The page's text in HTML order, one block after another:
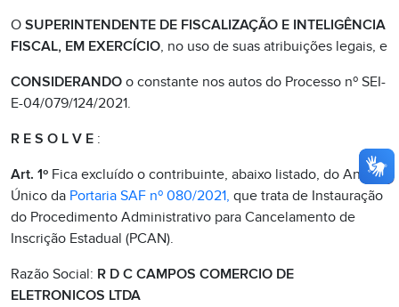
O SUPERINTENDENTE DE FISCALIZAÇÃO E INTELIGÊNCIA
FISCAL, EM EXERCÍCIO, no uso de suas atribuições legais, e
CONSIDERANDO o constante nos autos do Processo nº SEI-
E-04/079/124/2021.
R E S O L V E :
Art. 1º Fica excluído o contribuinte, abaixo listado, do Anexo
Único da Portaria SAF nº 080/2021, que trata de Instauração
do Procedimento Administrativo para Cancelamento de
Inscrição Estadual (PCAN).
Razão Social: R D C CAMPOS COMERCIO DE
ELETRONICOS LTDA